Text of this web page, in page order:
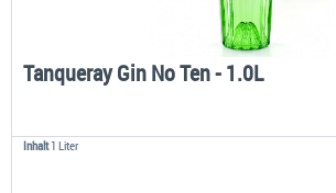
Tanqueray Gin No Ten - 1.0L
Inhalt1 Liter